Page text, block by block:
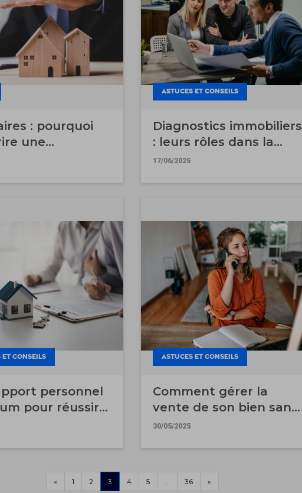
: pourquoi
une
habitation ?
ASTUCES ET CONSEILS
Diagnostics immobiliers
: leurs rôles dans la
prévention des risques
17/06/2025
ET CONSEILS
personnel
pour réussir
immobilier
ASTUCES ET CONSEILS
Comment gérer la
vente de son bien sans
être sur place ?
30/05/2025
« 1 2 3 4 5 36 »